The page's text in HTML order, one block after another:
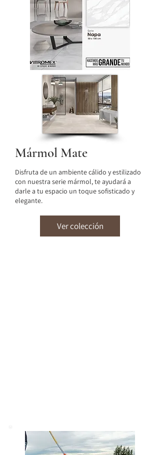
Mármol Mate
Disfruta de un ambiente cálido y estilizado
con nuestra serie mármol, te ayudará a
darle a tu espacio un toque sofisticado y
elegante.
Ver colección